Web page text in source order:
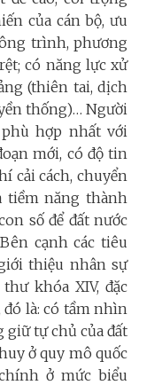
của cán bộ, ưu
trình, phương
có năng lực xử
(thiên tai, dịch
thống)… Người
hợp nhất với
mới, có độ tin
cải cách, chuyển
tiềm năng thành
số để đất nước
cạnh các tiêu
thiệu nhân sự
khóa XIV, đặc
đó là: có tầm nhìn
giữ tự chủ của đất
ở quy mô quốc
ở mức biểu